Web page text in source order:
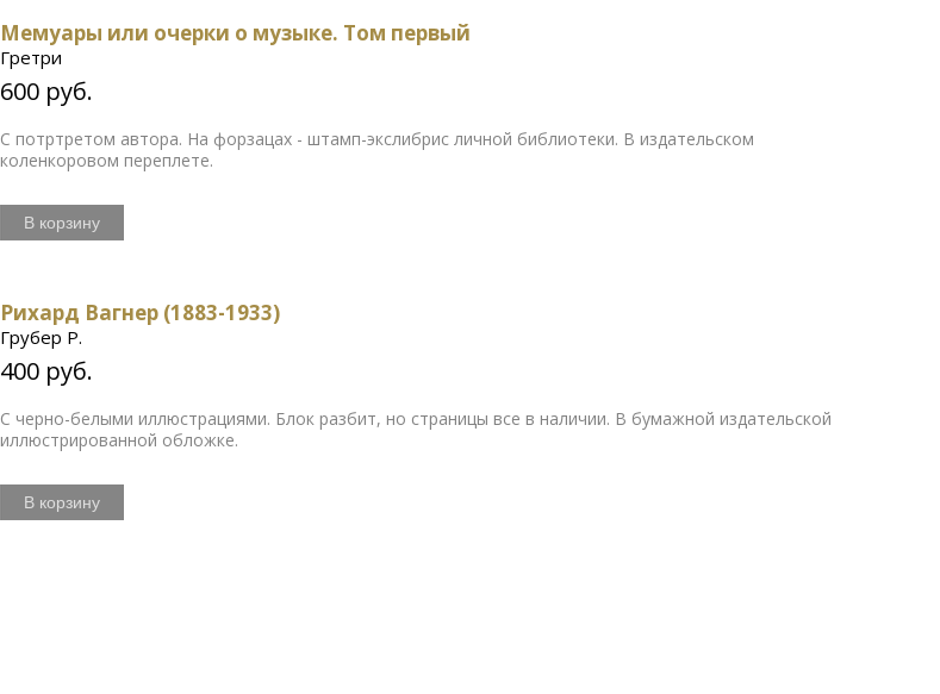
Мемуары или очерки о музыке. Том первый
Гретри
600 руб.
С потртретом автора. На форзацах - штамп-экслибрис личной библиотеки. В издательском
коленкоровом переплете.
В корзину
Рихард Вагнер (1883-1933)
Грубер Р.
400 руб.
С черно-белыми иллюстрациями. Блок разбит, но страницы все в наличии. В бумажной издательской
иллюстрированной обложке.
В корзину